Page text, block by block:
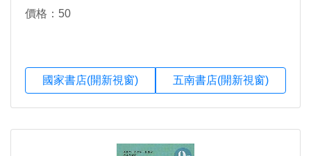
價格：50
國家書店(開新視窗) 五南書店(開新視窗)